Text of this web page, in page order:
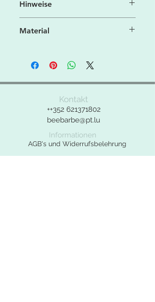
Hinweise
Bildschirmeinstellung können die
abweichen.
Kontaktformular benutzen.
Material
° feste Filzqualität
Kontakt
++352 621371802
beebarbe@pt.lu
Informationen
AGB's und Widerrufsbelehrung